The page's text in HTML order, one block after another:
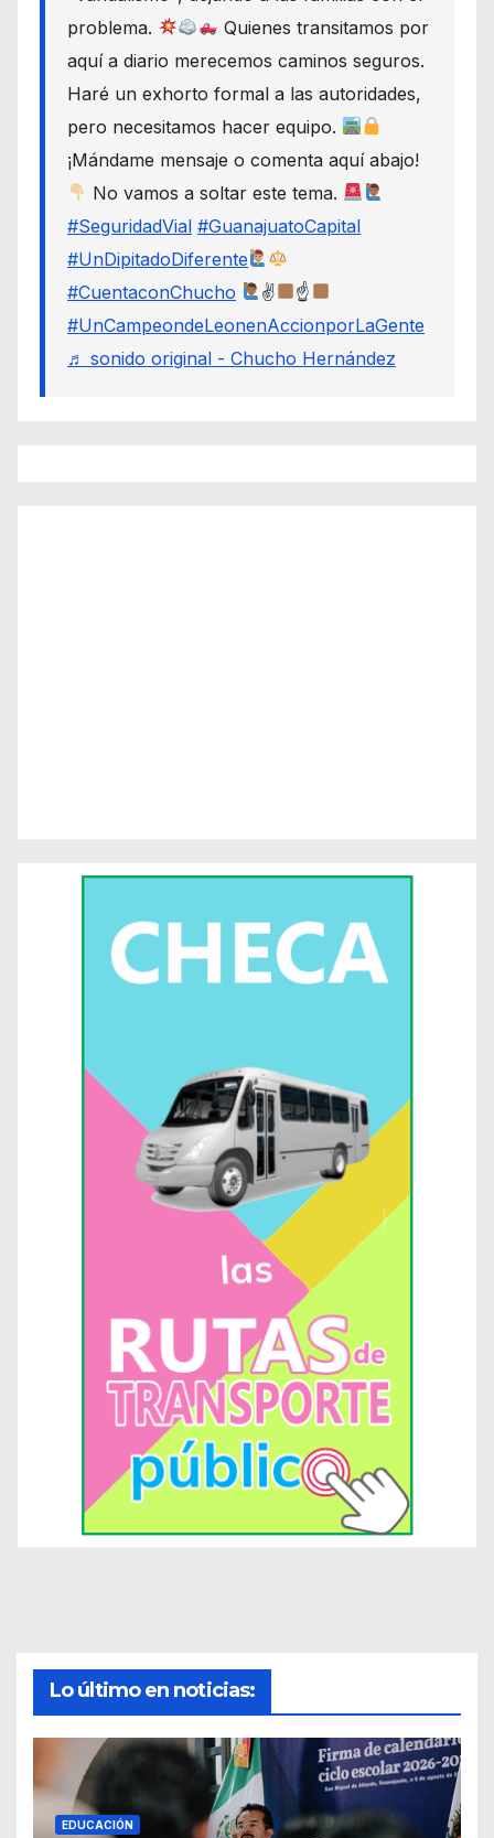
problema.
Quienes transitamos por
aquí a diario merecemos caminos seguros.
Haré un exhorto formal a las autoridades,
pero necesitamos hacer equipo.
¡Mándame mensaje o comenta aquí abajo!
No vamos a soltar este tema.
#SeguridadVial #GuanajuatoCapital
#UnDipitadoDiferente
#CuentaconChucho
✌
☝
#UnCampeondeLeonenAccionporLaGente
♬ sonido original - Chucho Hernández
Lo último en noticias:
EDUCACIÓN